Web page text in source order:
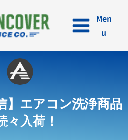
Men
u
】エアコン洗浄商品
々入荷！